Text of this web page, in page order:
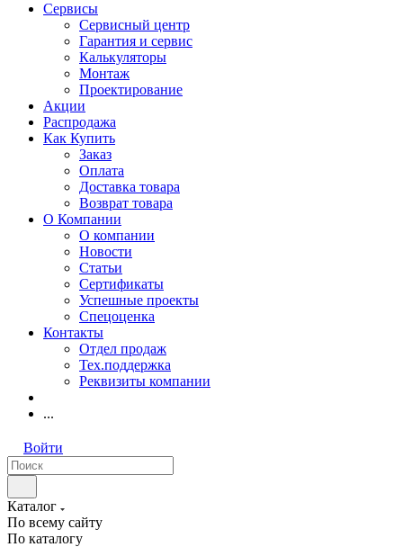
Сервисы
Сервисный центр
Гарантия и сервис
Калькуляторы
Монтаж
Проектирование
Акции
Распродажа
Как Купить
Заказ
Оплата
Доставка товара
Возврат товара
О Компании
О компании
Новости
Статьи
Сертификаты
Успешные проекты
Спецоценка
Контакты
Отдел продаж
Тех.поддержка
Реквизиты компании
...
Войти
Каталог
По всему сайту
По каталогу